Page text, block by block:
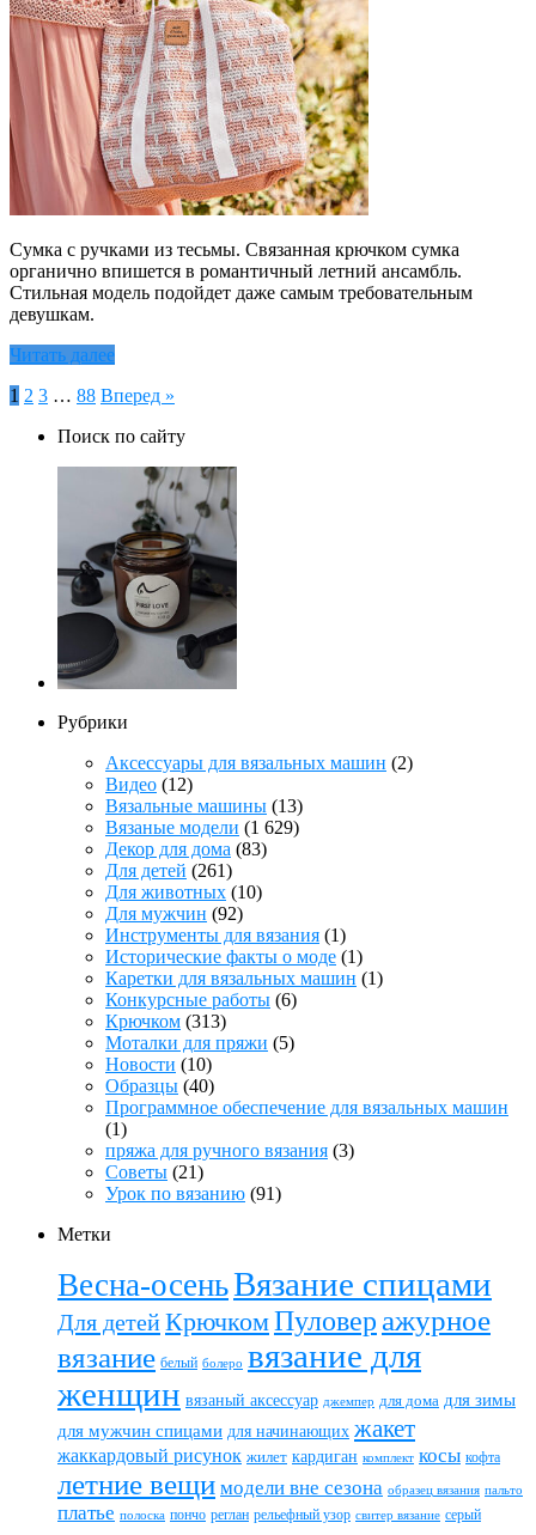
Сумка с ручками из тесьмы. Связанная крючком сумка
органично впишется в романтичный летний ансамбль.
Стильная модель подойдет даже самым требовательным
девушкам.
Читать далее
Пагинация
записей
1 2 3 … 88 Вперед »
Поиск по сайту
Рубрики
Аксессуары для вязальных машин (2)
Видео (12)
Вязальные машины (13)
Вязаные модели (1 629)
Декор для дома (83)
Для детей (261)
Для животных (10)
Для мужчин (92)
Инструменты для вязания (1)
Исторические факты о моде (1)
Каретки для вязальных машин (1)
Конкурсные работы (6)
Крючком (313)
Моталки для пряжи (5)
Новости (10)
Образцы (40)
Программное обеспечение для вязальных машин
(1)
пряжа для ручного вязания (3)
Советы (21)
Урок по вязанию (91)
Метки
Весна-осеньВязание спицами
Для детейКрючкомПуловер ажурное
вязание белый болеро вязание для
женщин вязаный аксессуар джемпер для дома для зимы
для мужчин спицами для начинающих жакет
жаккардовый рисунок жилет кардиган комплект косы кофта
летние вещи модели вне сезона образец вязания пальто
платье полоска пончо реглан рельефный узор свитер вязание серый